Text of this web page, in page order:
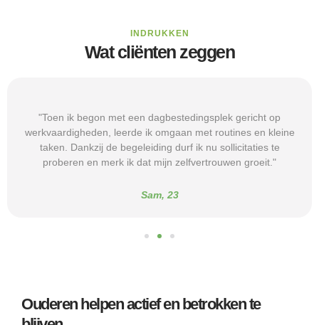
INDRUKKEN
Wat cliënten zeggen
"Toen ik begon met een dagbestedingsplek gericht op
werkvaardigheden, leerde ik omgaan met routines en kleine
taken. Dankzij de begeleiding durf ik nu sollicitaties te
proberen en merk ik dat mijn zelfvertrouwen groeit."
Sam, 23
Ouderen helpen actief en betrokken te